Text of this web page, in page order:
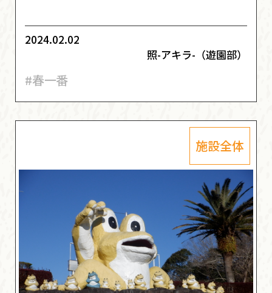
2024.02.02
照-アキラ-（遊園部）
#春一番
施設全体